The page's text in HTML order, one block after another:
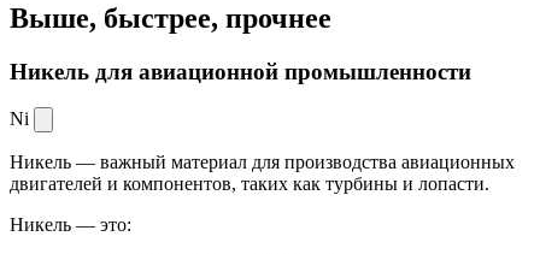
Выше, быстрее, прочнее
Никель для авиационной промышленности
Ni
Никель — важный материал для производства авиационных
двигателей и компонентов, таких как турбины и лопасти.
Никель — это: